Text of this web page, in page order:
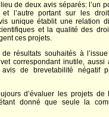
de deux avis séparés: l’un
l’autre portant sur les
unique établit une relation
et la qualité des
ces projets.
résultats souhaités à l’issue
correspondant inutile, aussi
avis de brevetabilité négatif
d’évaluer les projets
donné que seule la